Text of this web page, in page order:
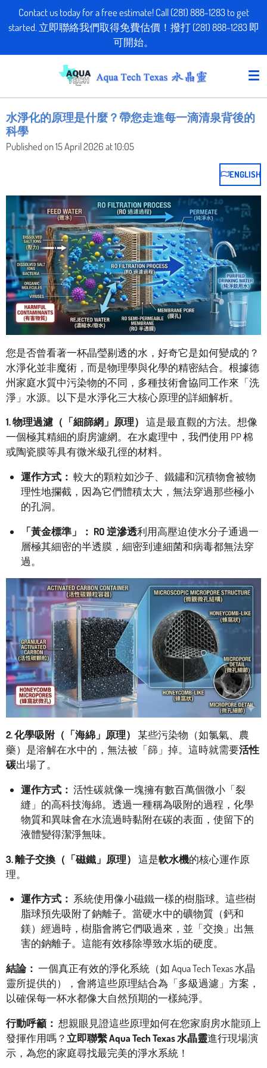
Skip
to
content
Contact us today for a free estimate! Call (281) 888-1283 to get
started. 立即聯絡我們取得免費估價！撥打 (281) 888-1283 即
可開始。
水淨化的原理是什麼？帶您走進每一滴清泉背後的
科學
Published on 15 April 2026 at 10:05
ENGLISH
您是否曾看著一杯晶瑩剔透的水，好奇它是如何變成的？
水淨化並非魔術，而是物理學與化學的精密結合。根據德
州家庭水質中污染物的不同，多種技術會協同工作來「洗
淨」水源。以下是水淨化三大核心原理的詳細解析。
1. 物理過濾（「細篩網」原理）
這是最直觀的方法。想像
一個極其精細的廚房濾網。在水處理中，我們使用 PP 棉
或陶瓷膜等具有微米級孔徑的材料。
運作方式： 較大的顆粒如沙子、鐵鏽和沉積物會被物
理性地攔截，因為它們體積太大，無法穿過那些極小
的孔洞。
「黃金標準」： RO 逆滲透利用高壓迫使水分子通過一
層極其細密的半透膜，細密到連細菌和病毒都無法穿
過。
2. 化學吸附（「海綿」原理）
某些污染物（如氯氣、農
藥）是溶解在水中的，無法被「篩」掉。這時就需要活性
碳出場了。
運作方式： 活性碳就像一塊擁有數百萬個微小「裂
縫」的高科技海綿。透過一種稱為吸附的過程，化學
物質和異味會在水流過時黏附在碳的表面，使留下的
液體變得潔淨無味。
3. 離子交換（「磁鐵」原理）
這是軟水機的核心運作原
理。
運作方式： 系統使用像小磁鐵一樣的樹脂球。這些樹
脂球預先吸附了鈉離子。當硬水中的礦物質（鈣和
鎂）經過時，樹脂會將它們吸過來，並「交換」出無
害的鈉離子。這能有效移除導致水垢的硬度。
結論： 一個真正有效的淨化系統（如 Aqua Tech Texas 水晶
靈所提供的），會將這些原理結合為「多級過濾」方案，
以確保每一杯水都像大自然預期的一樣純淨。
行動呼籲： 想親眼見證這些原理如何在您家廚房水龍頭上
發揮作用嗎？ 立即聯繫 Aqua Tech Texas水晶靈進行現場演
示，為您的家庭尋找最完美的淨水系統！